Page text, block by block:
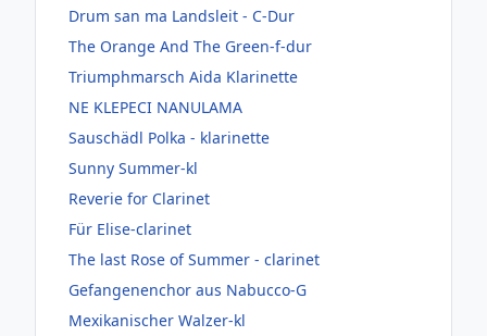
Drum san ma Landsleit - C-Dur
The Orange And The Green-f-dur
Triumphmarsch Aida Klarinette
NE KLEPECI NANULAMA
Sauschädl Polka - klarinette
Sunny Summer-kl
Reverie for Clarinet
Für Elise-clarinet
The last Rose of Summer - clarinet
Gefangenenchor aus Nabucco-G
Mexikanischer Walzer-kl